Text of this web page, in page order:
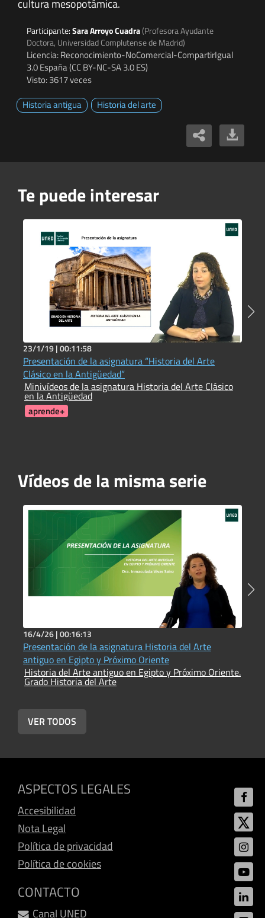
cultura mesopotámica.
Participante:Sara Arroyo Cuadra(Profesora Ayudante
Doctora, Universidad Complutense de Madrid)
Licencia: Reconocimiento-NoComercial-CompartirIgual
3.0 España (CC BY-NC-SA 3.0 ES)
Visto: 3617 veces
Historia antigua
Historia del arte
Te puede interesar
23/1/19 |00:11:58
Presentación de la asignatura “Historia del Arte
Clásico en la Antigüedad”
Minivídeos de la asignatura Historia del Arte Clásico
en la Antigüedad
aprende+
Vídeos de la misma serie
16/4/26 |00:16:13
Presentación de la asignatura Historia del Arte
antiguo en Egipto y Próximo Oriente
Historia del Arte antiguo en Egipto y Próximo Oriente.
Grado Historia del Arte
VER TODOS
ASPECTOS LEGALES
Accesibilidad
Nota Legal
Política de privacidad
Política de cookies
CONTACTO
Canal UNED